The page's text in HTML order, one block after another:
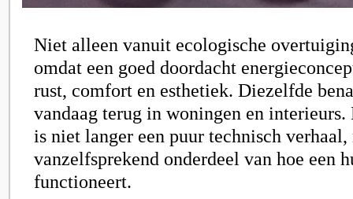
Niet alleen vanuit ecologische
omdat een goed doordacht
rust, comfort en esthetiek. Diezelfde
vandaag terug in woningen en interieurs.
is niet langer een puur technisch verhaal,
vanzelfsprekend onderdeel van hoe een
functioneert.